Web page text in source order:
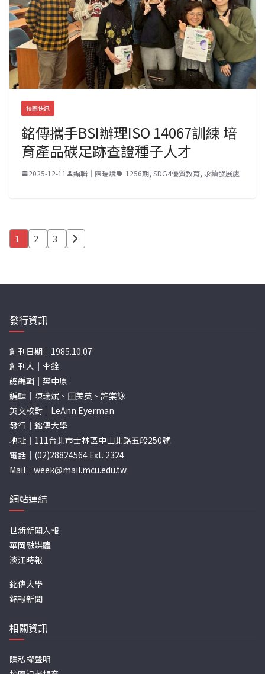
校園快訊
銘傳攜手BSI辦理ISO 14067訓練 培
育產品碳足跡查證種子人才
2025-12-11 編輯｜陳瑞斌 1256期, SDG4優質教育, 永續發展處
文
分
頁
1 2 3
發行資訊
創刊日期｜1985.10.07
創刊人｜李銓
總編輯｜樊中原
編輯｜陳瑞斌、田美英、許棠詠
英文校對｜LeAnn Eyerman
發行｜銘傳大學
地址｜111台北市士林區中山北路五段250號
電話｜(02)28824564 Ext. 2324
Mail｜ week@mail.mcu.edu.tw
網站連結
世新新聞人報
華岡融媒體
淡江時報
銘傳大學
銘報新聞
相關資訊
隱私權聲明